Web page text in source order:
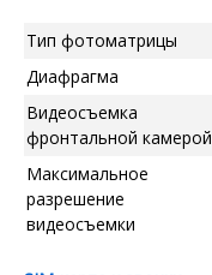
Тип фотоматрицы
Диафрагма
Видеосъемка
фронтальной камерой
Максимальное
разрешение
видеосъемки